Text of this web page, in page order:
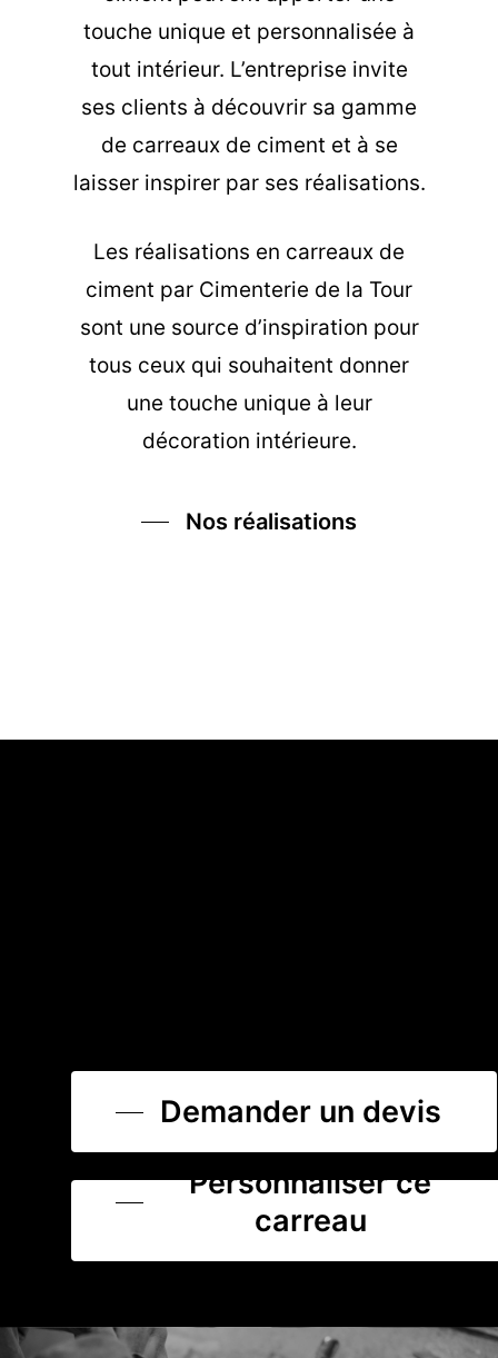
touche unique et personnalisée à
tout intérieur. L’entreprise invite
ses clients à découvrir sa gamme
de carreaux de ciment et à se
laisser inspirer par ses réalisations.
Les réalisations en carreaux de
ciment par Cimenterie de la Tour
sont une source d’inspiration pour
tous ceux qui souhaitent donner
une touche unique à leur
décoration intérieure.
Nos réalisations
Demander un devis
Personnaliser ce
carreau